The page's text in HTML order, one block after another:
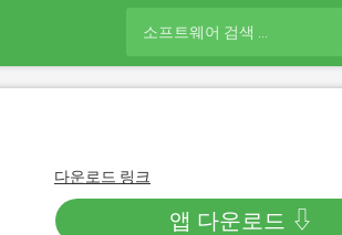
다운로드 링크
앱 다운로드 ⇩